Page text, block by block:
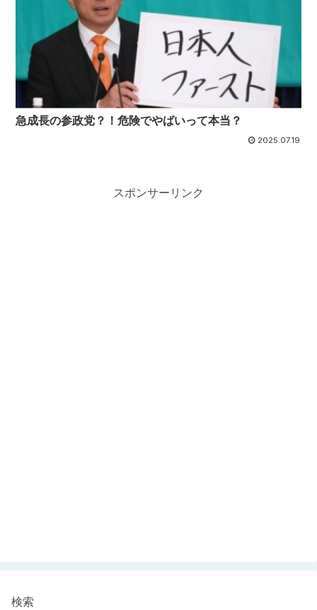
急成長の参政党？！危険でやばいって本当？
2025.07.19
スポンサーリンク
検索